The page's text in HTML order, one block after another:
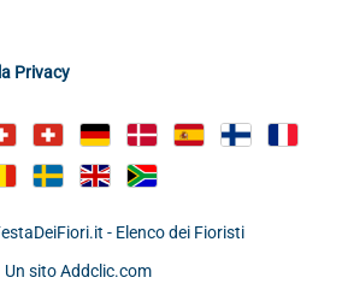
Privacy
- Elenco dei Fioristi
Un sitoAddclic.com